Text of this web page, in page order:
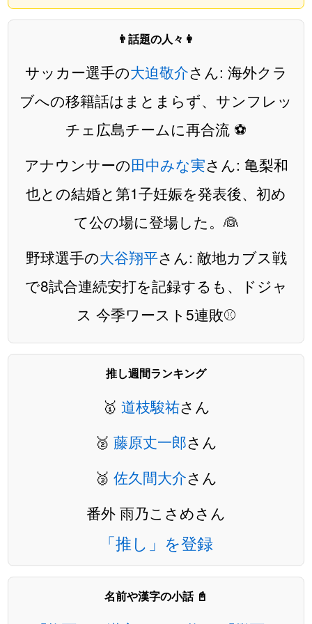
👨話題の人々👩
サッカー選手の大迫敬介さん: 海外クラ
ブへの移籍話はまとまらず、サンフレッ
チェ広島チームに再合流 ⚽️
アナウンサーの田中みな実さん: 亀梨和
也との結婚と第1子妊娠を発表後、初め
て公の場に登場した。👰
野球選手の大谷翔平さん: 敵地カブス戦
で8試合連続安打を記録するも、ドジャ
ス 今季ワースト5連敗⚾️
推し週間ランキング
🥇 道枝駿祐さん
🥈 藤原丈一郎さん
🥉 佐久間大介さん
番外 雨乃こさめさん
「推し」を登録
名前や漢字の小話 📓